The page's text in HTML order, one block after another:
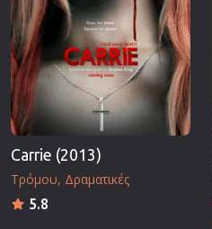
Carrie (2013)
Τρόμου Δραματικές
5.8